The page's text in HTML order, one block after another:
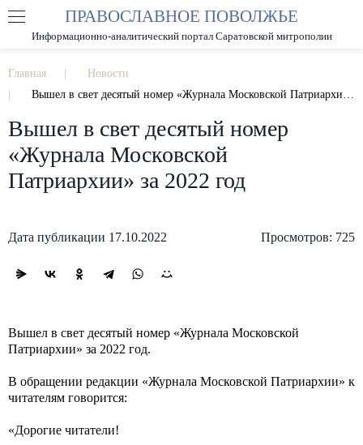
РАЗМЕР ШРИФТА А А
ПРАВОСЛАВНОЕ ПОВОЛЖЬЕ
Информационно-аналитический портал Саратовской митрополии
Главная
Новости
Вышел в свет десятый номер «Журнала Московской Патриархии» за 2022 год
Вышел в свет десятый номер
«Журнала Московской
Патриархии» за 2022 год
Дата публикации 17.10.2022 Просмотров: 725
Вышел в свет десятый номер «Журнала Московской
Патриархии» за 2022 год.
В обращении редакции «Журнала Московской Патриархии» к
читателям говорится:
«Дорогие читатели!